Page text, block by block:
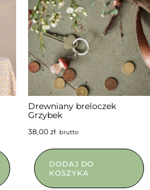
Drewniany breloczek
Grzybek
38,00 złbrutto
DODAJ DO
KOSZYKA